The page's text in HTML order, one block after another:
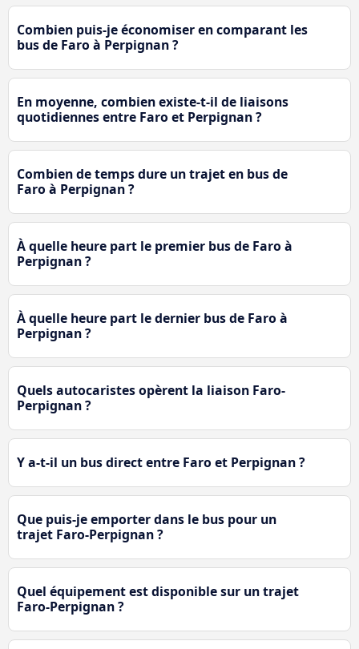
Combien puis-je économiser en comparant les
bus de Faro à Perpignan ?
En moyenne, combien existe-t-il de liaisons
quotidiennes entre Faro et Perpignan ?
Combien de temps dure un trajet en bus de
Faro à Perpignan ?
À quelle heure part le premier bus de Faro à
Perpignan ?
À quelle heure part le dernier bus de Faro à
Perpignan ?
Quels autocaristes opèrent la liaison Faro-
Perpignan ?
Y a-t-il un bus direct entre Faro et Perpignan ?
Que puis-je emporter dans le bus pour un
trajet Faro-Perpignan ?
Quel équipement est disponible sur un trajet
Faro-Perpignan ?